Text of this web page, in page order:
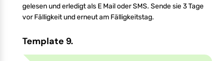
gelesen und erledigt als E Mail oder SMS. Sende sie 3 Tage
vor Fälligkeit und erneut am Fälligkeitstag.
Template 9.